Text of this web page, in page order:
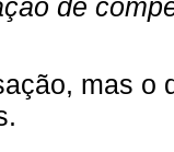
de
mas o